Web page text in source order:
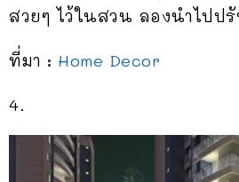
สวยๆ ไว้ในสวน ลองนำไปป
ที่มา : Home Decor
4.